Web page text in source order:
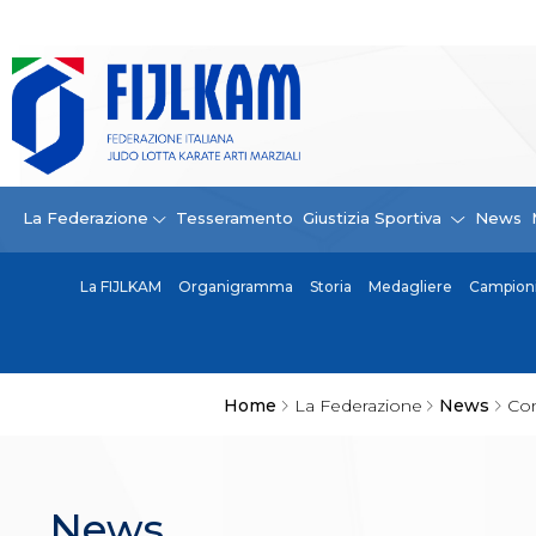
La Federazione Tesseramento Giustizia Sportiva News
La FIJLKAM Organigramma Storia Medagliere
Home La Federazione News
La Federazione
La FIJLKAM
Organigramma
Storia
Campioni di tutti i tempi
News
Convenzioni
Contatti
Safeguarding Policy